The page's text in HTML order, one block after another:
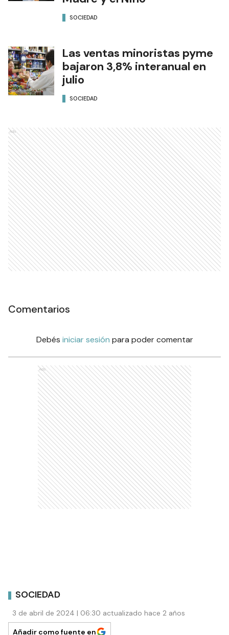
SOCIEDAD
Las ventas minoristas pyme
bajaron 3,8% interanual en
julio
SOCIEDAD
Ads
Comentarios
Debés iniciar sesión para poder comentar
Ads
SOCIEDAD
3 de abril de 2024 | 06:30 actualizado hace 2 años
Añadir como fuente en